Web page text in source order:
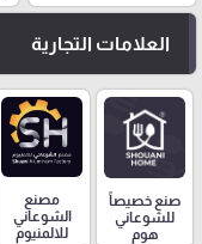
العلامات التجارية
صنع خصيصاً
للشوعاني
هوم
مصنع
الشوعاني
للالمنيوم